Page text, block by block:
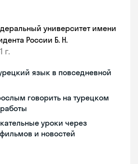
университет имени
России Б. Н.
г.
язык в повседневной
говорить на турецком
уроки через
и новостей